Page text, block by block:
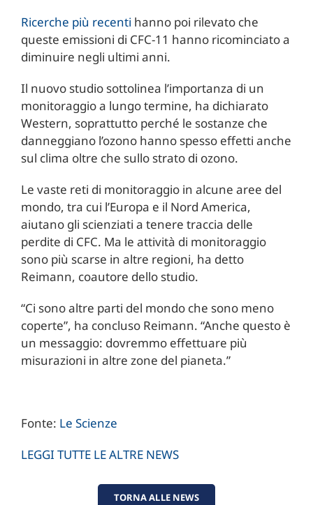
Ricerche più recenti hanno poi rilevato che
queste emissioni di CFC-11 hanno ricominciato a
diminuire negli ultimi anni.
Il nuovo studio sottolinea l’importanza di un
monitoraggio a lungo termine, ha dichiarato
Western, soprattutto perché le sostanze che
danneggiano l’ozono hanno spesso effetti anche
sul clima oltre che sullo strato di ozono.
Le vaste reti di monitoraggio in alcune aree del
mondo, tra cui l’Europa e il Nord America,
aiutano gli scienziati a tenere traccia delle
perdite di CFC. Ma le attività di monitoraggio
sono più scarse in altre regioni, ha detto
Reimann, coautore dello studio.
“Ci sono altre parti del mondo che sono meno
coperte”, ha concluso Reimann. “Anche questo è
un messaggio: dovremmo effettuare più
misurazioni in altre zone del pianeta.”
Fonte: Le Scienze
LEGGI TUTTE LE ALTRE NEWS
TORNA ALLE NEWS